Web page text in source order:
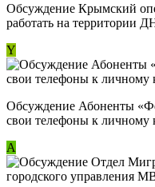
Обсуждение Крымский
работать на территории
Y
Обсуждение ​Абоненты
свои телефоны к
А